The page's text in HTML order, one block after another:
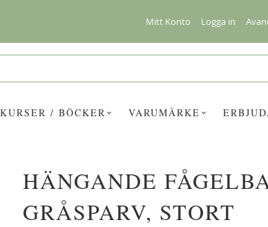
Mitt Konto Logga in
KURSER / BÖCKER VARUMÄRKE
DIG?
HÄNGANDE
GRÅSPARV, STORT